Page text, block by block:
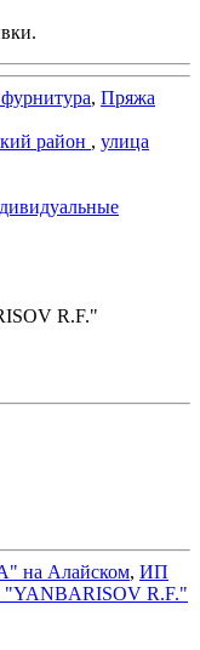
, Пряжа
район , улица
R.F."
на Алайском, ИП
R.F."